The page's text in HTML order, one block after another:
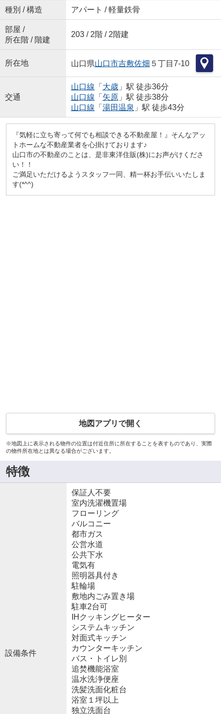
種別 / 構造 アパート / 軽量鉄骨
部屋 /
所在階 / 階建
203 / 2階 / 2階建
所在地 山口県山口市吉敷佐畑 ５丁目7-10
交通
山口線 「 大歳」駅 徒歩36分
山口線 「 矢原」駅 徒歩38分
山口線 「 湯田温泉 」駅 徒歩43分
『気軽に立ち寄って何でも相談できる不動産屋！』そんなアッ
トホームな不動産業者を心掛けております♪
山口市の不動産のことは、是非東洋住販(株)にお声がけくださ
い！！
ご満足いただけるようスタッフ一同、精一杯お手伝いいたしま
す(*^^)
地図アプリで開く
※地図上に表示される物件の位置は付近住所に所在することを表すものであり、実際
の物件所在地とは異なる場合がございます。
特徴
設備条件
保証人不要
室内洗濯機置場
フローリング
バルコニー
都市ガス
公営水道
公共下水
電気有
照明器具付き
駐輪場
敷地内ごみ置き場
駐車2台可
IHクッキングヒーター
システムキッチン
対面式キッチン
カウンターキッチン
バス・トイレ別
追焚機能浴室
温水洗浄便座
洗髪洗面化粧台
浴室１坪以上
独立洗面台